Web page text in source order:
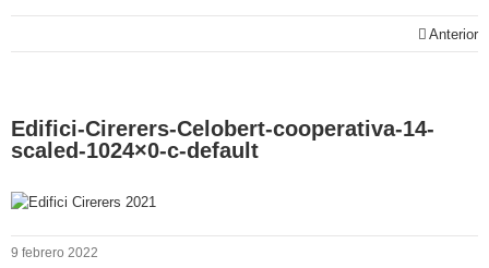
Anterior
Edifici-Cirerers-Celobert-cooperativa-14-
scaled-1024×0-c-default
9 febrero 2022